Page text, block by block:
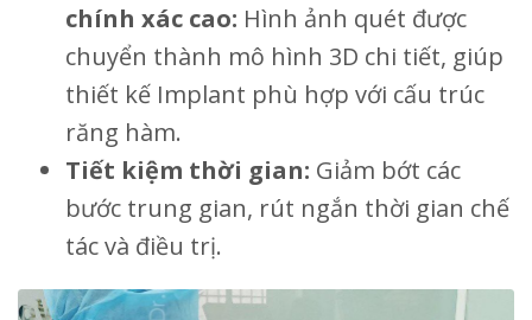
chính xác cao: Hình ảnh quét được
chuyển thành mô hình 3D chi tiết, giúp
thiết kế Implant phù hợp với cấu trúc
răng hàm.
Tiết kiệm thời gian: Giảm bớt các
bước trung gian, rút ngắn thời gian chế
tác và điều trị.